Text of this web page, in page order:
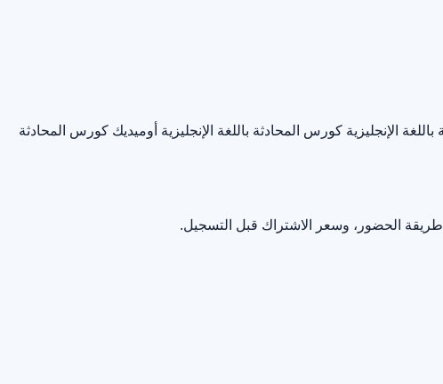
الإنجليزية كورس المحادثة باللغة الإنجليزية أوميديك كورس المحادثة
الحضور، وسعر الاشتراك قبل التسجيل.